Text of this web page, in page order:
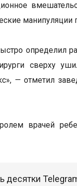
сверху
— отметил
врачей
десятки